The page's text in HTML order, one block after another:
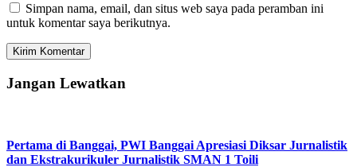
Simpan nama, email, dan situs web saya pada peramban ini
untuk komentar saya berikutnya.
Jangan Lewatkan
Pertama di Banggai, PWI Banggai Apresiasi Diksar Jurnalistik
dan Ekstrakurikuler Jurnalistik SMAN 1 Toili